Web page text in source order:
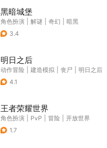
黑暗城堡
角色扮演 解谜 奇幻
暗黑
3.4
明日之后
动作冒险 建造模拟 丧尸
明日之后
4.1
王者荣耀世界
角色扮演 PvP 冒险
开放世界
1.7